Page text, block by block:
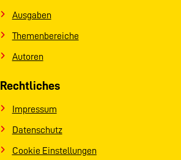
Ausgaben
Themenbereiche
Autoren
Rechtliches
Impressum
Datenschutz
Cookie Einstellungen